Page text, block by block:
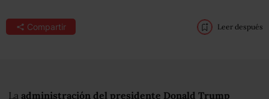
Compartir Leer después
La administración del presidente Donald Trump